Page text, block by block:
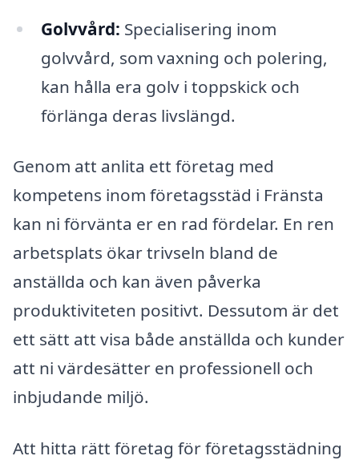
Golvvård: Specialisering inom
golvvård, som vaxning och polering,
kan hålla era golv i toppskick och
förlänga deras livslängd.
Genom att anlita ett företag med
kompetens inom företagsstäd i Fränsta
kan ni förvänta er en rad fördelar. En ren
arbetsplats ökar trivseln bland de
anställda och kan även påverka
produktiviteten positivt. Dessutom är det
ett sätt att visa både anställda och kunder
att ni värdesätter en professionell och
inbjudande miljö.
Att hitta rätt företag för företagsstädning